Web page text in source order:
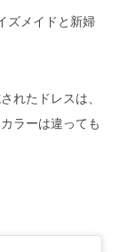
ズメイドと新婦
れたドレスは、
ラーは違っても